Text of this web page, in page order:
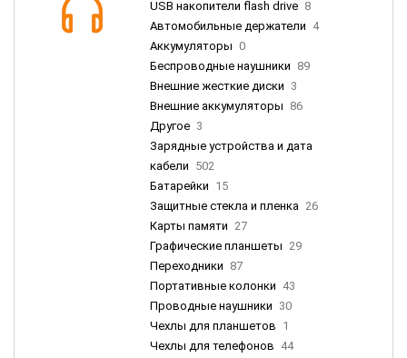
USB накопители flash drive 8
Автомобильные держатели 4
Аккумуляторы 0
Беспроводные наушники 89
Внешние жесткие диски 3
Внешние аккумуляторы 86
Другое 3
Зарядные устройства и дата
кабели 502
Батарейки 15
Защитные стекла и пленка 26
Карты памяти 27
Графические планшеты 29
Переходники 87
Портативные колонки 43
Проводные наушники 30
Чехлы для планшетов 1
Чехлы для телефонов 44